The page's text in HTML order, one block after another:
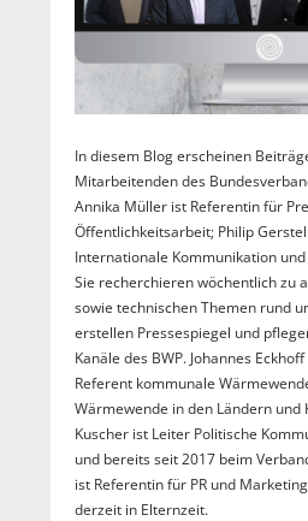
In diesem Blog erscheinen
Mitarbeitenden des
Annika Müller ist Referentin für
Öffentlichkeitsarbeit; Philip
Internationale Kommunikation
Sie recherchieren wöchentlich zu
sowie technischen Themen rund
erstellen Pressespiegel und
Kanäle des BWP. Johannes
Referent kommunale
Wärmewende in den Ländern und
Kuscher ist Leiter Politische
und bereits seit 2017 beim
ist Referentin für PR und
derzeit in Elternzeit.